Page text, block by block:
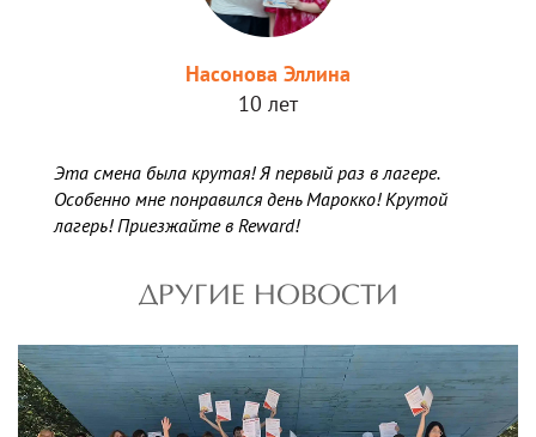
Насонова Эллина
10 лет
Эта смена была крутая! Я первый раз в лагере.
Особенно мне понравился день Марокко! Крутой
лагерь! Приезжайте в Reward!
ДРУГИЕ НОВОСТИ